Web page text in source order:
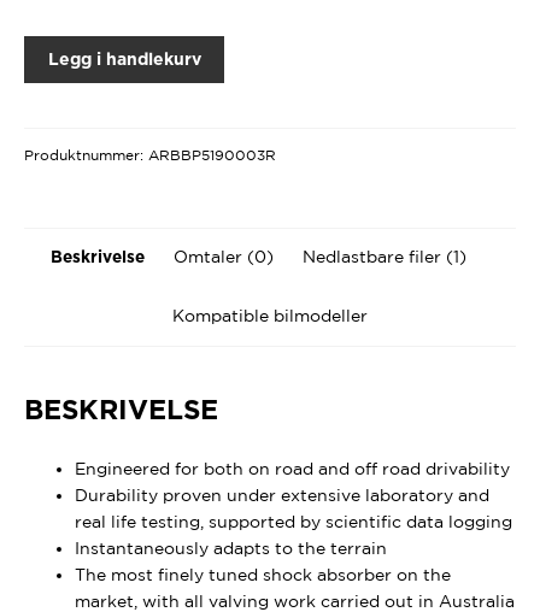
Legg i handlekurv
Produktnummer: ARBBP5190003R
Beskrivelse Omtaler (0) Nedlastbare filer (1)
Kompatible bilmodeller
BESKRIVELSE
Engineered for both on road and off road drivability
Durability proven under extensive laboratory and
real life testing, supported by scientific data logging
Instantaneously adapts to the terrain
The most finely tuned shock absorber on the
market, with all valving work carried out in Australia